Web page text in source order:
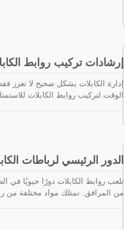
فإن تمييز عرض وسمك ربطات
في المادة ثابتاً. لذلك، من المهم
إرشادات تركيب روابط
إدارة الكابلات بشكل صحيح لا تعزز
الوقت لتركيب روابط الكابلات
الدور الرئيسي لرباطات
تلعب روابط الكابلات دورًا حيويًا في
من المرافق. تمتلك مواد مختلفة من